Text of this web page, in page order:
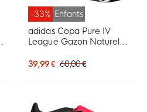
-33% Enfants
adidas Copa Pure IV
League Gazon Naturel
Enfants Noir Blanc Rouge
39,99 € 60,00 €